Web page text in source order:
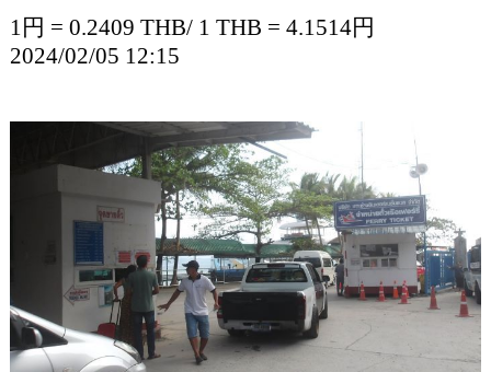
1円 = 0.2409 THB/ 1 THB = 4.1514円
2024/02/05 12:15